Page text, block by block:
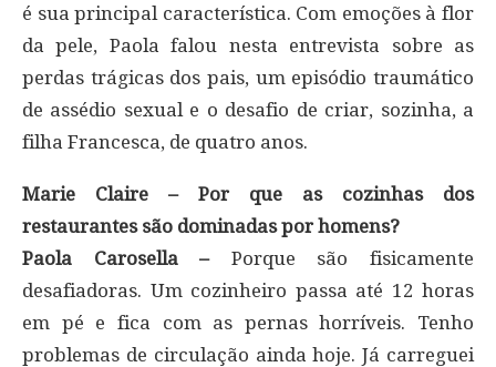
é sua principal característica. Com emoções à flor
da pele, Paola falou nesta entrevista sobre as
perdas trágicas dos pais, um episódio traumático
de assédio sexual e o desafio de criar, sozinha, a
filha Francesca, de quatro anos.
Marie Claire – Por que as cozinhas dos
restaurantes são dominadas por homens?
Paola Carosella –Porque são fisicamente
desafiadoras. Um cozinheiro passa até 12 horas
em pé e fica com as pernas horríveis. Tenho
problemas de circulação ainda hoje. Já carreguei